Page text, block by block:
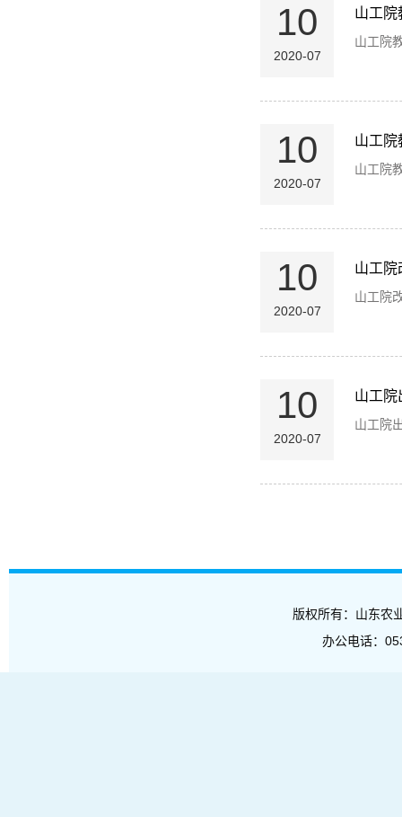
10
2020-07
山工院
山工院
10
2020-07
山工院
山工院
10
2020-07
山工院
山工院
10
2020-07
山工院
山工院
版权所有：山东农
办公电话：